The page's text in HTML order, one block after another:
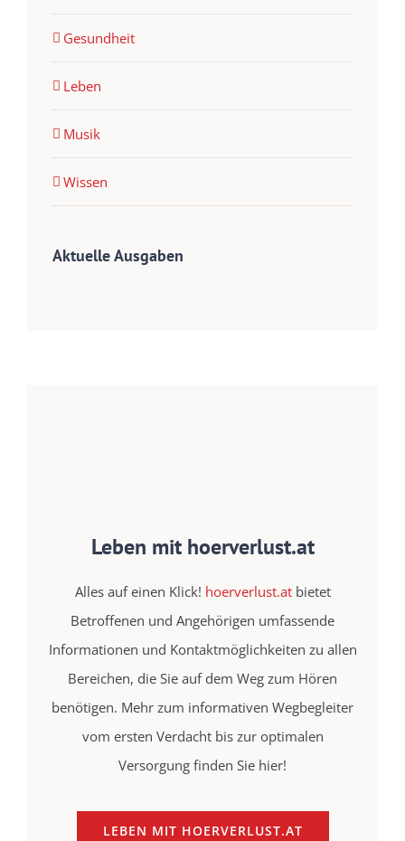
Gesundheit
Leben
Musik
Wissen
Aktuelle Ausgaben
Leben mit hoerverlust.at
Alles auf einen Klick! hoerverlust.atbietet
Betroffenen und Angehörigen umfassende
Informationen und Kontaktmöglichkeiten zu allen
Bereichen, die Sie auf dem Weg zum Hören
benötigen. Mehr zum informativen Wegbegleiter
vom ersten Verdacht bis zur optimalen
Versorgung finden Sie hier!
LEBEN MIT HOERVERLUST.AT